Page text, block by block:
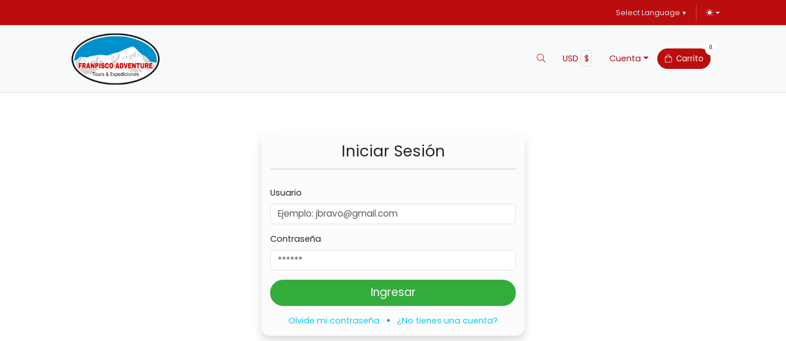
Select Language ▼ Toggle theme
USD $ Cuenta
0
Carrito
Iniciar Sesión
Usuario
Contraseña
Ingresar
Olvide mi contraseña • ¿No tienes una cuenta?